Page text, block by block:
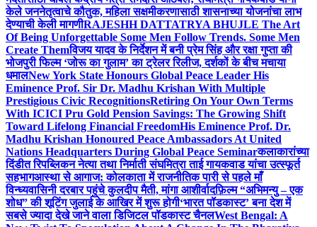
केले जननेतृत्वाचे कौतुक, महिला सक्षमीकरणासाठी शासनाच्या योजनांचा लाभ
देण्याची केली मागणीRAJESHH DATTATRYA BHUJLE The Art
Of Being Unforgettable Some Men Follow Trends. Some Men
Create Themविजय यादव के निर्देशन में बनी प्रेम सिंह और रक्षा गुप्ता की
भोजपुरी फिल्म ‘जोरू का गुलाम’ का ट्रेलर रिलीज, दर्शकों के बीच मचाया
धमालNew York State Honours Global Peace Leader His
Eminence Prof. Sir Dr. Madhu Krishan With Multiple
Prestigious Civic RecognitionsRetiring On Your Own Terms
With ICICI Pru Gold Pension Savings: The Growing Shift
Toward Lifelong Financial FreedomHis Eminence Prof. Dr.
Madhu Krishan Honoured Peace Ambassadors At United
Nations Headquarters During Global Peace Seminarकलाकारांच्या
दिंडीत रिपब्लिकन नेत्या तथा निर्माती संघमित्रा ताई गायकवाड यांचा उत्स्फूर्त
सहभागआस्था से आगाज: कोलकाता में राजनीतिक पारी से पहले माँ
विन्ध्यवासिनी दरबार पहुंचे कुलदीप मैती, मांगा आशीर्वादफ़िल्म “अभिमन्यु – एक
शोध” की शूटिंग जुलाई के आखिर में शुरू होगी‘भारत पॉडकास्ट’ बना देश में
सबसे ज्यादा देखे जाने वाला डिजिटल पॉडकास्ट चैनलWest Bengal: A